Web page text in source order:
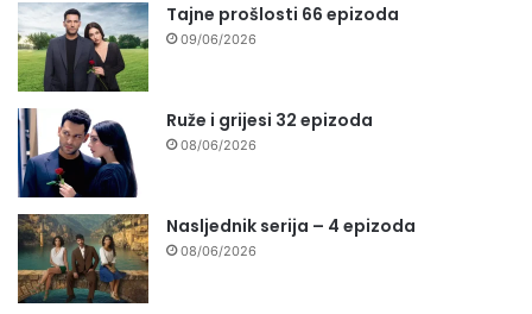
Tajne prošlosti 66 epizoda
09/06/2026
Ruže i grijesi 32 epizoda
08/06/2026
Nasljednik serija – 4 epizoda
08/06/2026